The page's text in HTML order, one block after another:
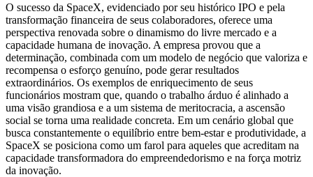
O sucesso da SpaceX, evidenciado por seu histórico IPO e pela
transformação financeira de seus colaboradores, oferece uma
perspectiva renovada sobre o dinamismo do livre mercado e a
capacidade humana de inovação. A empresa provou que a
determinação, combinada com um modelo de negócio que valoriza e
recompensa o esforço genuíno, pode gerar resultados
extraordinários. Os exemplos de enriquecimento de seus
funcionários mostram que, quando o trabalho árduo é alinhado a
uma visão grandiosa e a um sistema de meritocracia, a ascensão
social se torna uma realidade concreta. Em um cenário global que
busca constantemente o equilíbrio entre bem-estar e produtividade, a
SpaceX se posiciona como um farol para aqueles que acreditam na
capacidade transformadora do empreendedorismo e na força motriz
da inovação.